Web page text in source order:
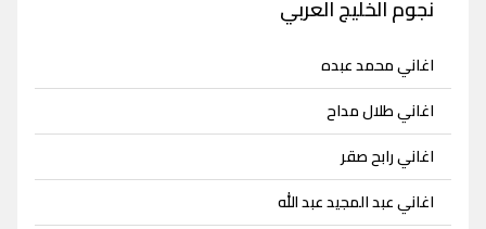
نجوم الخليج العربي
اغاني محمد عبده
اغاني طلال مداح
اغاني رابح صقر
اغاني عبد المجيد عبد الله